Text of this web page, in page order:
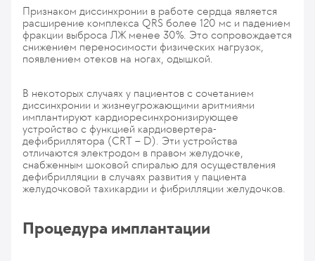
Признаком диссинхронии в работе сердца является
расширение комплекса QRS более 120 мс и падением
фракции выброса ЛЖ менее 30%. Это сопровождается
снижением переносимости физических нагрузок,
появлением отеков на ногах, одышкой.
В некоторых случаях у пациентов с сочетанием
диссинхронии и жизнеугрожающими аритмиями
имплантируют кардиоресинхронизирующее
устройство с функцией кардиовертера-
дефибриллятора (CRT – D). Эти устройства
отличаются электродом в правом желудочке,
снабженным шоковой спиралью для осуществления
дефибрилляции в случаях развития у пациента
желудочковой тахикардии и фибрилляции желудочков.
Процедура имплантации